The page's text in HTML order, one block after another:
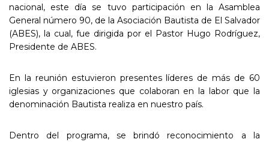
nacional, este día se tuvo participación en la Asamblea
General número 90, de la Asociación Bautista de El Salvador
(ABES), la cual, fue dirigida por el Pastor Hugo Rodríguez,
Presidente de ABES.
En la reunión estuvieron presentes líderes de más de 60
iglesias y organizaciones que colaboran en la labor que la
denominación Bautista realiza en nuestro país.
Dentro del programa, se brindó reconocimiento a la